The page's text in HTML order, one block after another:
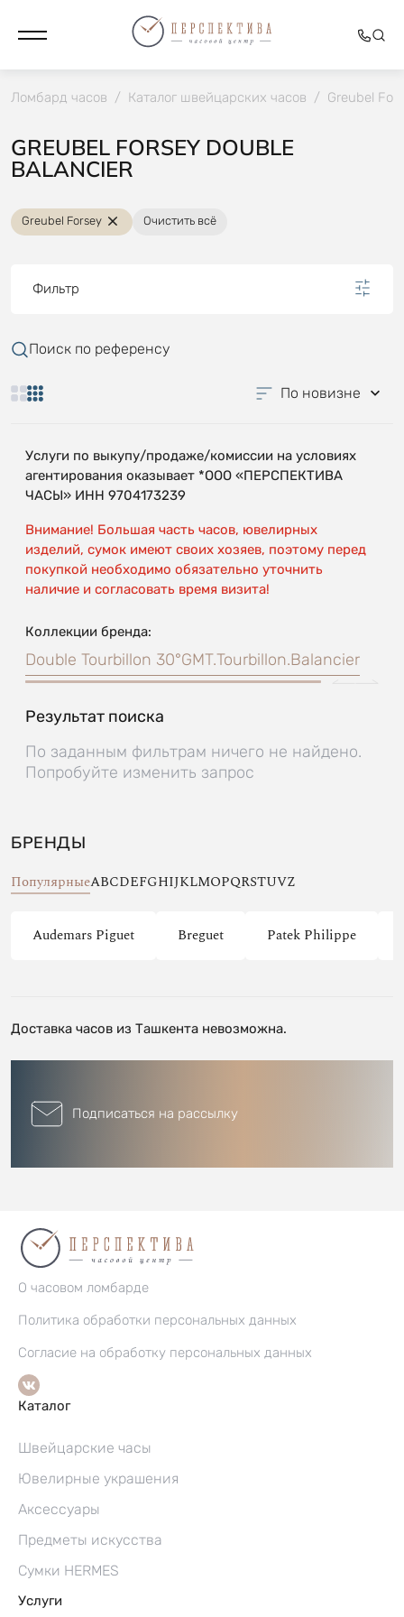
Ломбард часов / Каталог швейцарских часов / Greubel
GREUBEL FORSEY DOUBLE
BALANCIER
Greubel Forsey Очистить всё
Фильтр
Поиск по референсу
По новизне
Услуги по выкупу/продаже/комиссии на условиях
агентирования оказывает *ООО «ПЕРСПЕКТИВА
ЧАСЫ» ИНН 9704173239
Внимание! Большая часть часов, ювелирных
изделий, сумок имеют своих хозяев, поэтому перед
покупкой необходимо обязательно уточнить
наличие и согласовать время визита!
Коллекции бренда:
Double Tourbillon 30°GMT.Tourbillon.Balancier
Результат поиска
По заданным фильтрам ничего не найдено.
Попробуйте изменить запрос
БРЕНДЫ
ПопулярныеABCDEFGHIJKLMOPQRSTUVZ
Audemars Piguet Breguet Patek Philippe
Доставка часов из Ташкента невозможна.
Подписаться на рассылку
О часовом ломбарде
Политика обработки персональных данных
Согласие на обработку персональных данных
Каталог
Швейцарские часы
Ювелирные украшения
Аксессуары
Предметы искусства
Сумки HERMES
Услуги